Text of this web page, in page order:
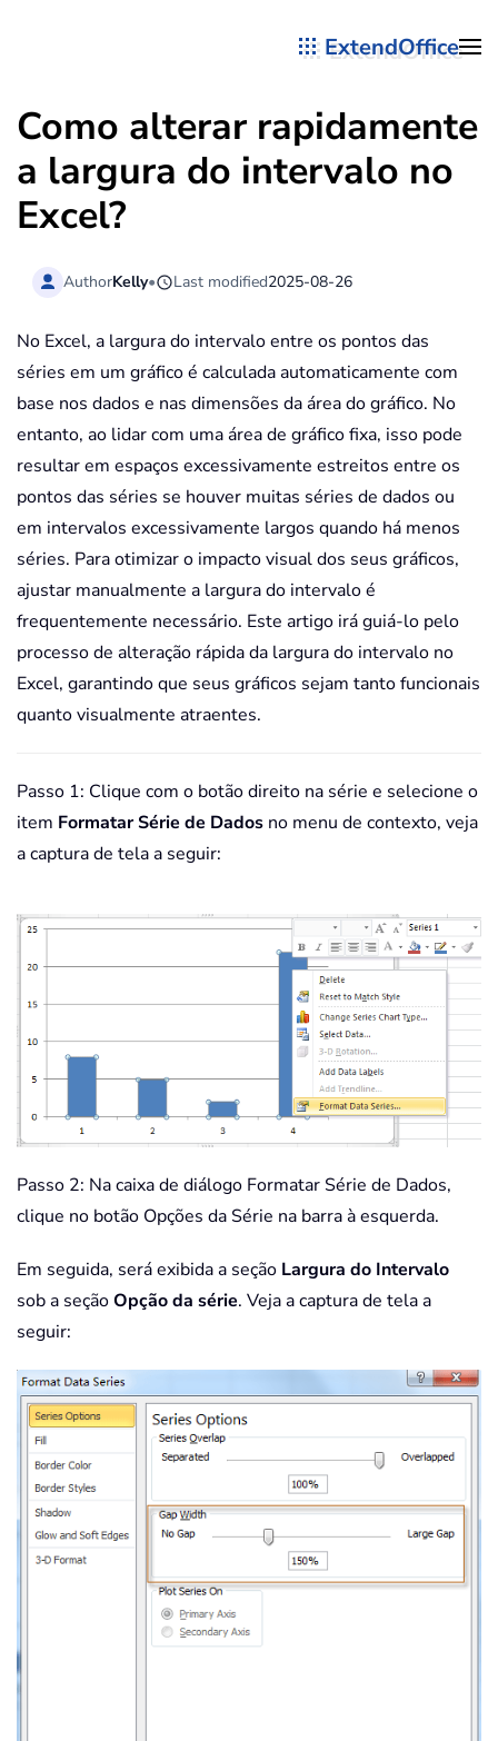
ExtendOffice
Como alterar rapidamente
a largura do intervalo no
Excel?
AuthorKelly• Last modified2025-08-26
No Excel, a largura do intervalo entre os pontos das
séries em um gráfico é calculada automaticamente com
base nos dados e nas dimensões da área do gráfico. No
entanto, ao lidar com uma área de gráfico fixa, isso pode
resultar em espaços excessivamente estreitos entre os
pontos das séries se houver muitas séries de dados ou
em intervalos excessivamente largos quando há menos
séries. Para otimizar o impacto visual dos seus gráficos,
ajustar manualmente a largura do intervalo é
frequentemente necessário. Este artigo irá guiá-lo pelo
processo de alteração rápida da largura do intervalo no
Excel, garantindo que seus gráficos sejam tanto funcionais
quanto visualmente atraentes.
Passo 1: Clique com o botão direito na série e selecione o
item Formatar Série de Dados no menu de contexto, veja
a captura de tela a seguir:
Passo 2: Na caixa de diálogo Formatar Série de Dados,
clique no botão Opções da Série na barra à esquerda.
Em seguida, será exibida a seção Largura do Intervalo
sob a seçãoOpção da série. Veja a captura de tela a
seguir: